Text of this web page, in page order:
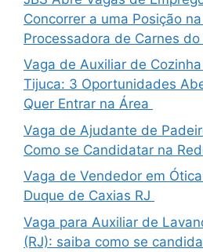
Concorrer a uma Posição
Processadora de Carnes
Vaga de Auxiliar de
Tijuca: 3 Oportunidades
Quer Entrar na Área
Vaga de Ajudante de
Como se Candidatar na
Vaga de Vendedor em
Duque de Caxias RJ
Vaga para Auxiliar de
(RJ): saiba como se